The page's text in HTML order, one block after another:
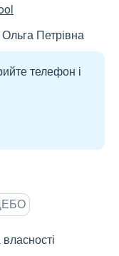
Петрівна
телефон і